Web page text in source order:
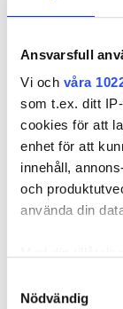
Ansvarsfull
Vi och våra
som t.ex. ditt
cookies för att
enhet för att
innehåll,
och
använda din
som kan ha
Nödvändig
Läs
Fakta:Värden
En hyresgäst
hyrestiden
ordning inom